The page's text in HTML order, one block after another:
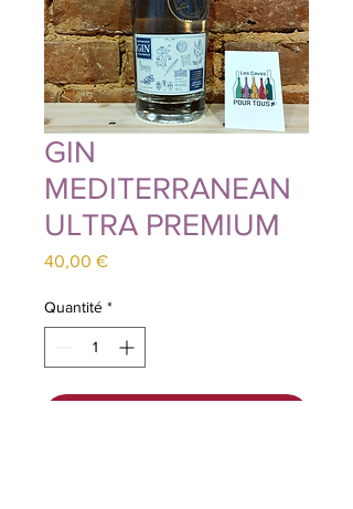
GIN
MEDITERRANEAN
ULTRA PREMIUM
40,00 €Prix
Quantité *